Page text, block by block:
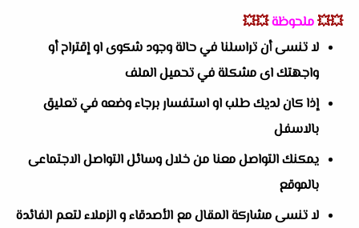
💥💥ملحوظة💥💥
لا تنسى أن تراسلنا في حالة وجود شكوى او إقتراح أو
واجهتك اى مشكلة في تحميل الملف
إذا كان لديك طلب او استفسار برجاء وضعه في تعليق
بالاسفل
يمكنك التواصل معنا من خلال وسائل التواصل الاجتماعى
بالموقع
لا تنسى مشاركة المقال مع الأصدقاء و الزملاء لتعم الفائدة